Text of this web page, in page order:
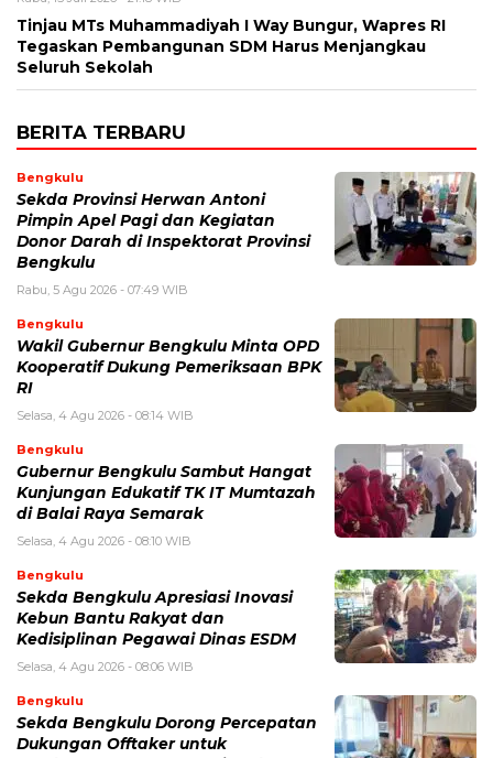
Tinjau MTs Muhammadiyah I Way Bungur, Wapres RI
Tegaskan Pembangunan SDM Harus Menjangkau
Seluruh Sekolah
BERITA TERBARU
Bengkulu
Sekda Provinsi Herwan Antoni
Pimpin Apel Pagi dan Kegiatan
Donor Darah di Inspektorat Provinsi
Bengkulu
Rabu, 5 Agu 2026 - 07:49 WIB
Bengkulu
Wakil Gubernur Bengkulu Minta OPD
Kooperatif Dukung Pemeriksaan BPK
RI
Selasa, 4 Agu 2026 - 08:14 WIB
Bengkulu
Gubernur Bengkulu Sambut Hangat
Kunjungan Edukatif TK IT Mumtazah
di Balai Raya Semarak
Selasa, 4 Agu 2026 - 08:10 WIB
Bengkulu
Sekda Bengkulu Apresiasi Inovasi
Kebun Bantu Rakyat dan
Kedisiplinan Pegawai Dinas ESDM
Selasa, 4 Agu 2026 - 08:06 WIB
Bengkulu
Sekda Bengkulu Dorong Percepatan
Dukungan Offtaker untuk